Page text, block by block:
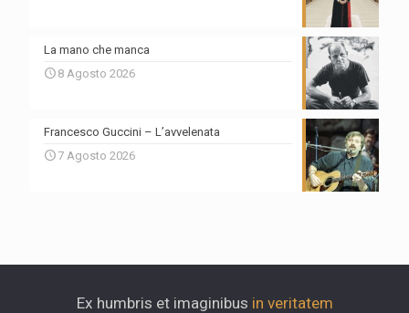
La mano che manca
8 Agosto 2026
Francesco Guccini – L’avvelenata
7 Agosto 2026
Ex humbris et imaginibus in veritatem